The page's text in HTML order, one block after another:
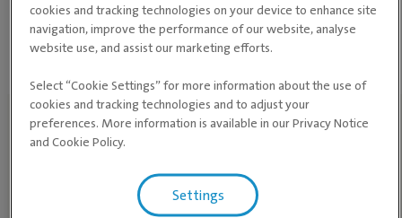
Finn en dyreklinikk nær deg
cookies and tracking technologies on your device to enhance site
navigation, improve the performance of our website, analyse
website use, and assist our marketing efforts.
Select “Cookie Settings” for more information about the use of
cookies and tracking technologies and to adjust your
preferences. More information is available in our Privacy Notice
and Cookie Policy.
Settings